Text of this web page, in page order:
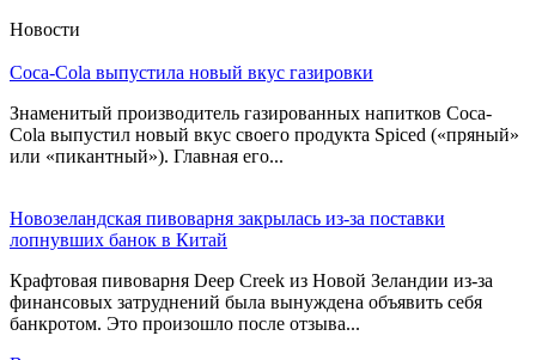
Новости
Coca-Cola выпустила новый вкус газировки
Знаменитый производитель газированных напитков Coca-
Cola выпустил новый вкус своего продукта Spiced («пряный»
или «пикантный»). Главная его...
Новозеландская пивоварня закрылась из-за поставки
лопнувших банок в Китай
Крафтовая пивоварня Deep Creek из Новой Зеландии из-за
финансовых затруднений была вынуждена объявить себя
банкротом. Это произошло после отзыва...